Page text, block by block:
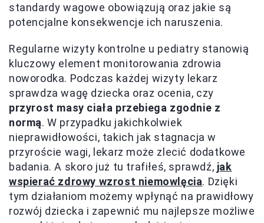
standardy wagowe obowiązują oraz jakie są
potencjalne konsekwencje ich naruszenia.
Regularne wizyty kontrolne u pediatry stanowią
kluczowy element monitorowania zdrowia
noworodka. Podczas każdej wizyty lekarz
sprawdza wagę dziecka oraz ocenia, czy
przyrost masy ciała przebiega zgodnie z
normą. W przypadku jakichkolwiek
nieprawidłowości, takich jak stagnacja w
przyroście wagi, lekarz może zlecić dodatkowe
badania. A skoro już tu trafiłeś, sprawdź, jak
wspierać zdrowy wzrost niemowlęcia. Dzięki
tym działaniom możemy wpłynąć na prawidłowy
rozwój dziecka i zapewnić mu najlepsze możliwe